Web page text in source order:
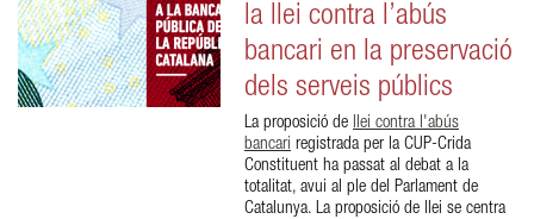
la llei contra l’abús
bancari en la preservació
dels serveis públics
La proposició de llei contra l'abús
bancari registrada per la CUP-Crida
Constituent ha passat al debat a la
totalitat, avui al ple del Parlament de
Catalunya. La proposició de llei se centra